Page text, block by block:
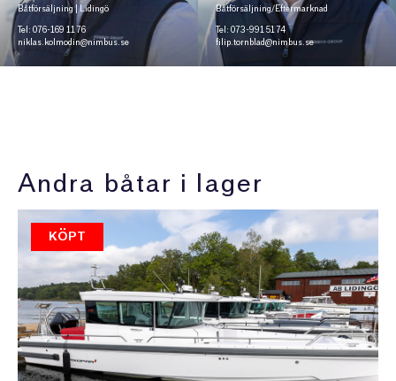
Båtförsäljning | Lidingö
Tel: 076-169 11 76
niklas.kolmodin@nimbus.se
Båtförsäljning/Eftermarknad
Tel: 073-991 51 74
filip.tornblad@nimbus.se
Andra båtar i lager
KÖPT